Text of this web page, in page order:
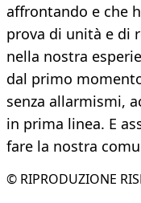
affrontando e che
prova di unità e di
nella nostra
dal primo
senza allarmismi,
in prima linea. E
fare la nostra
© RIPRODUZIONE